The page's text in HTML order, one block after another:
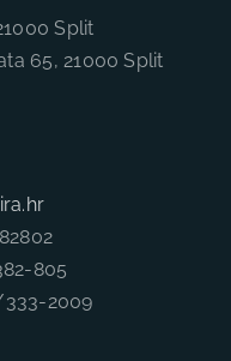
Split
65, 21000 Split
805
333-2009